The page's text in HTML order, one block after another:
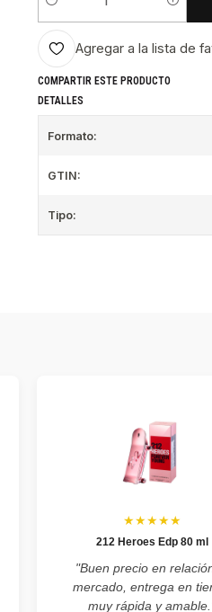
Cantidad
Agregar a la lista de
COMPARTIR ESTE PRODUCTO
DETALLES
Formato:
GTIN:
Tipo:
★★★★★
212 Heroes Edp 80 ml
"Buen precio en
mercado, entrega en
muy rápida y